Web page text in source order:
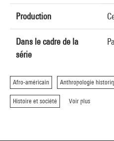
Production
Dans le cadre de la
série
Afro-américain Anthropologie
Histoire et société Voir plus